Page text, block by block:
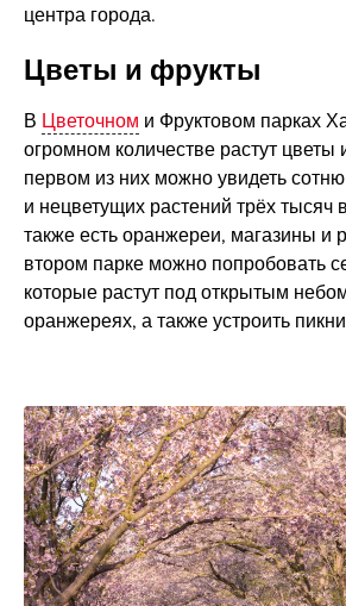
центра города.
Цветы и фрукты
В Цветочном и Фруктовом парках
огромном количестве растут
первом из них можно увидеть
и нецветущих растений трёх тысяч
также есть оранжереи, магазины и
втором парке можно попробовать
которые растут под открытым
оранжереях, а также устроить